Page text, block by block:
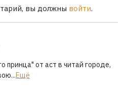
вы должны войти.
принца" от аст в читай городе,
Ещё